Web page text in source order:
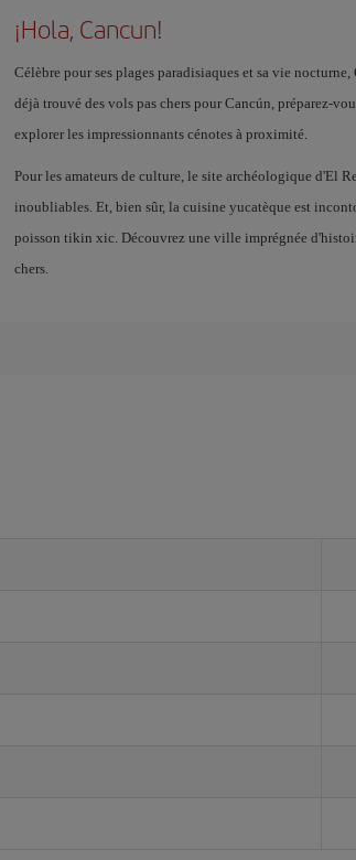
¡Hola, Cancun!
Célèbre pour ses plages paradisiaques et sa vie
déjà trouvé des vols pas chers pour Cancún, préparez-
explorer les impressionnants cénotes à proximité.
Pour les amateurs de culture, le site archéologique d'El
inoubliables. Et, bien sûr, la cuisine yucatèque est
poisson tikin xic. Découvrez une ville imprégnée
chers.